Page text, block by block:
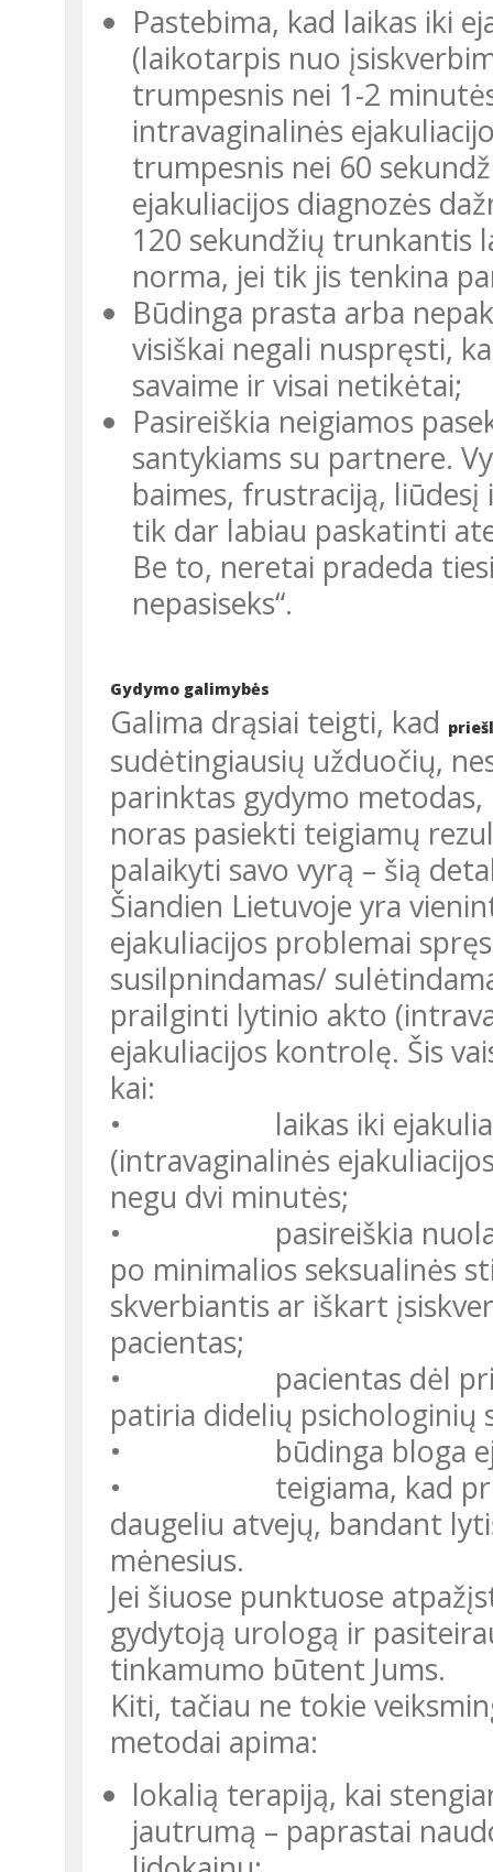
Pastebima, kad laikas iki
(laikotarpis nuo
trumpesnis nei 1-2
intravaginalinės
trumpesnis nei 60
ejakuliacijos diagnozės
120 sekundžių trunkantis
norma, jei tik jis tenkina
Būdinga prasta arba
visiškai negali nuspręsti,
savaime ir visai netikėtai;
Pasireiškia neigiamos
santykiams su partnere.
baimes, frustraciją,
tik dar labiau paskatinti
Be to, neretai pradeda
nepasiseks“.
Gydymo galimybės
Galima drąsiai teigti, kad
sudėtingiausių užduočių,
parinktas gydymo
noras pasiekti teigiamų
palaikyti savo vyrą – šią
Šiandien Lietuvoje yra vienintelis geriamas vaistas priešlaikinės
ejakuliacijos problemai
susilpnindamas/
prailginti lytinio akto
ejakuliacijos kontrolę. Šis
kai:
• laikas iki
(intravaginalinės
negu dvi minutės;
• pasireiškia nuolatinė
po minimalios seksualinės
skverbiantis ar iškart
pacientas;
• pacientas dėl
patiria didelių psichologinių
• būdinga bloga
• teigiama, kad
daugeliu atvejų, bandant
mėnesius.
Jei šiuose punktuose atpažįstate savo problemą, kreipkitės į
gydytoją urologą ir
tinkamumo būtent Jums.
Kiti, tačiau ne tokie veiksmingi priešlaikinės ejakuliacijos gydymo
metodai apima:
lokalią terapiją, kai
jautrumą – paprastai